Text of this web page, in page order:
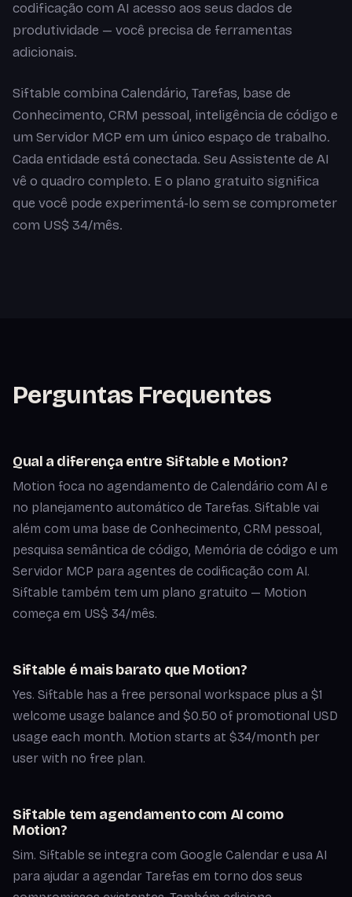
codificação com AI acesso aos seus dados de
produtividade — você precisa de ferramentas
adicionais.
Siftable combina Calendário, Tarefas, base de
Conhecimento, CRM pessoal, inteligência de código e
um Servidor MCP em um único espaço de trabalho.
Cada entidade está conectada. Seu Assistente de AI
vê o quadro completo. E o plano gratuito significa
que você pode experimentá-lo sem se comprometer
com US$ 34/mês.
Perguntas Frequentes
Qual a diferença entre Siftable e Motion?
Motion foca no agendamento de Calendário com AI e
no planejamento automático de Tarefas. Siftable vai
além com uma base de Conhecimento, CRM pessoal,
pesquisa semântica de código, Memória de código e um
Servidor MCP para agentes de codificação com AI.
Siftable também tem um plano gratuito — Motion
começa em US$ 34/mês.
Siftable é mais barato que Motion?
Yes. Siftable has a free personal workspace plus a $1
welcome usage balance and $0.50 of promotional USD
usage each month. Motion starts at $34/month per
user with no free plan.
Siftable tem agendamento com AI como
Motion?
Sim. Siftable se integra com Google Calendar e usa AI
para ajudar a agendar Tarefas em torno dos seus